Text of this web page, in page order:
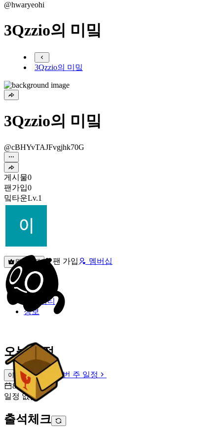
@hwaryeohi
3Qzzio의 미밐
3Qzzio의 미밐
3Qzzio의 미밐
@cBHYvTAJFvgjhk70G
게시물0
팬가입0
밐타운Lv.1
원픽선택 팬 가입 멤버십
밐타운
피드
커뮤니티
정보
오늘 일정
이번 주 일정
이번 주 일정
8월 8일 [토]
일정 없음
출석체크